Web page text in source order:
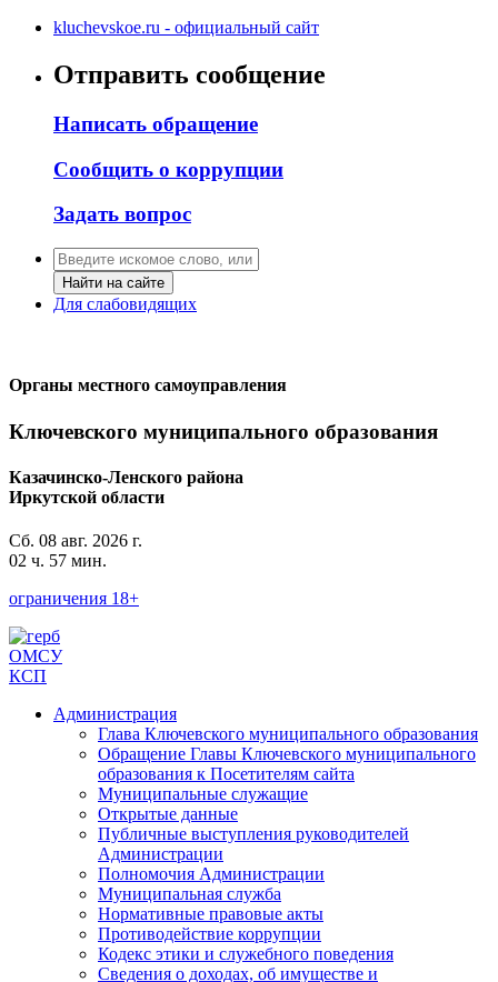
kluchevskoe.ru - официальный сайт
Отправить сообщение
Написать обращение
Сообщить о коррупции
Задать вопрос
Найти на сайте
Для слабовидящих
Органы местного самоуправления
Ключевского муниципального образования
Казачинско-Ленского района
Иркутской области
Сб. 08 авг. 2026 г.
02 ч. 58 мин.
ограничения 18+
ОМСУ
КСП
Администрация
Глава Ключевского муниципального образования
Обращение Главы Ключевского муниципального
образования к Посетителям сайта
Муниципальные служащие
Открытые данные
Публичные выступления руководителей
Администрации
Полномочия Администрации
Муниципальная служба
Нормативные правовые акты
Противодействие коррупции
Кодекс этики и служебного поведения
Сведения о доходах, об имуществе и